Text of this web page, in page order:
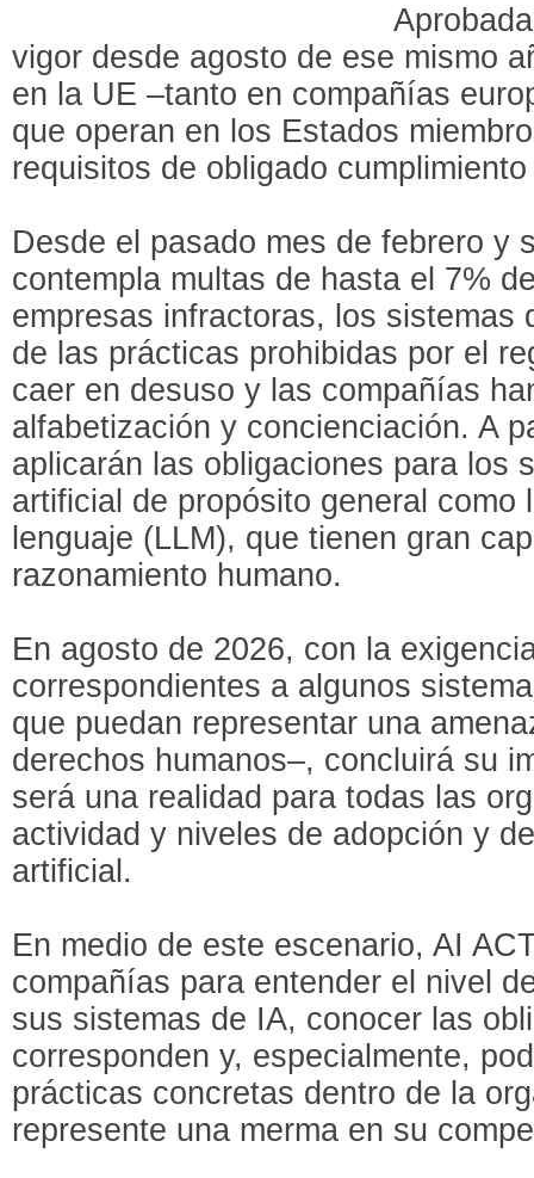
vigor desde agosto de ese mismo
en la UE –tanto en compañías
que operan en los Estados
requisitos de obligado
Desde el pasado mes de febrero y
contempla multas de hasta el 7%
empresas infractoras, los sistemas
de las prácticas prohibidas por el
caer en desuso y las compañías
alfabetización y concienciación. A
aplicarán las obligaciones para los
artificial de propósito general como
lenguaje (LLM), que tienen gran
razonamiento humano.
En agosto de 2026, con la
correspondientes a algunos
que puedan representar una
derechos humanos–, concluirá su
será una realidad para todas las
actividad y niveles de adopción y
artificial.
En medio de este escenario, AI
compañías para entender el nivel
sus sistemas de IA, conocer las
corresponden y, especialmente,
prácticas concretas dentro de la
represente una merma en su